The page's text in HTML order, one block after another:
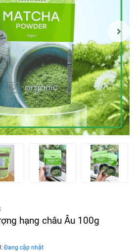
hạng châu Âu 100g
Đang cập nhật